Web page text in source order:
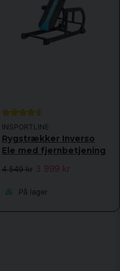
INSPORTLINE
Rygstrækker Inverso
Ele med fjernbetjening
4 549 kr 3 999 kr
På lager